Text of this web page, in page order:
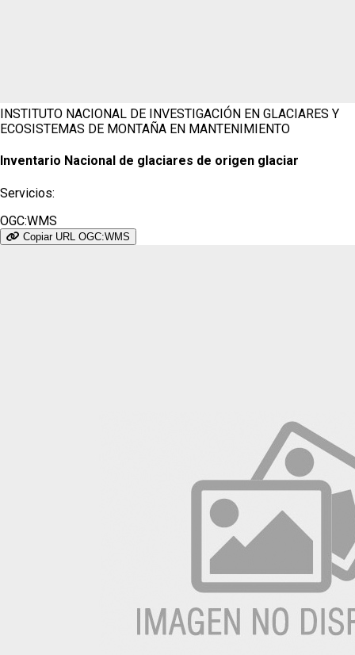
INSTITUTO NACIONAL DE INVESTIGACIÓN EN GLACIARES Y
ECOSISTEMAS DE MONTAÑA EN MANTENIMIENTO
Inventario Nacional de glaciares de origen glaciar
Servicios:
OGC:WMS
Copiar URL OGC:WMS